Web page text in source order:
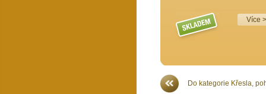
Více
Do kategorie Křesla,